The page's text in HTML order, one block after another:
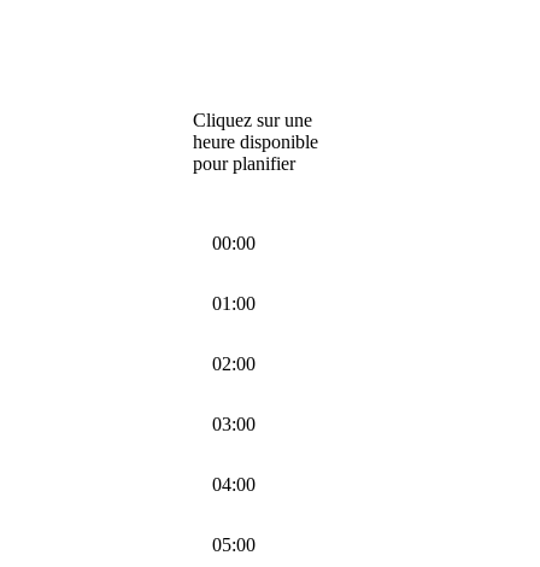
Cliquez sur une
heure disponible
pour planifier
00:00
01:00
02:00
03:00
04:00
05:00